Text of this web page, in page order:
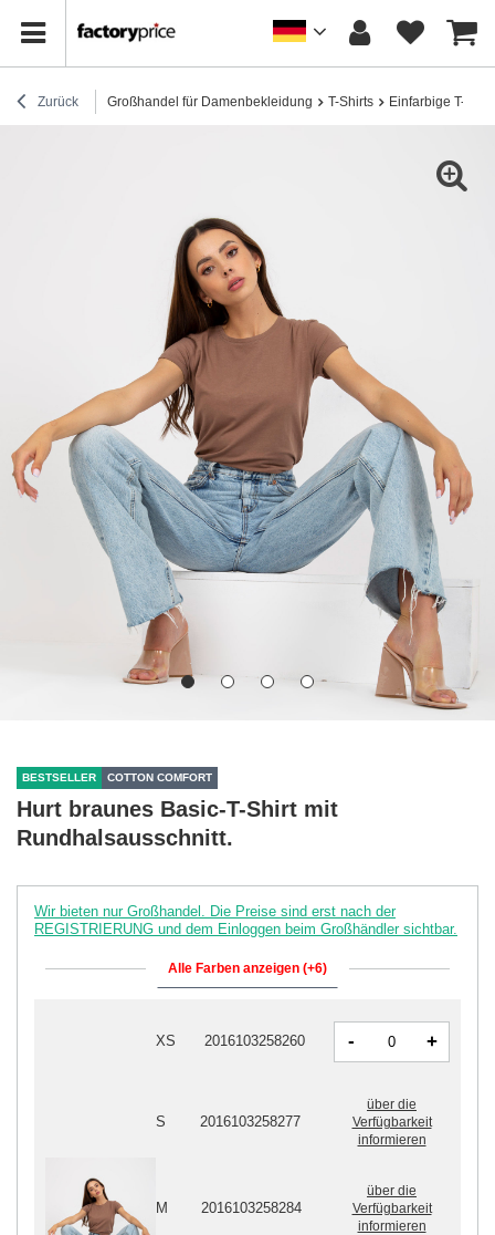
Zurück Großhandel für Damenbekleidung T-Shirts Einfarbige T-
BESTSELLER COTTON COMFORT
Hurt braunes Basic-T-Shirt mit
Rundhalsausschnitt.
Wir bieten nur Großhandel. Die Preise sind erst nach der
REGISTRIERUNG und dem Einloggen beim Großhändler sichtbar.
Alle Farben anzeigen (+6)
XS 2016103258260 - +
S 2016103258277
über die
Verfügbarkeit
informieren
M 2016103258284
über die
Verfügbarkeit
informieren